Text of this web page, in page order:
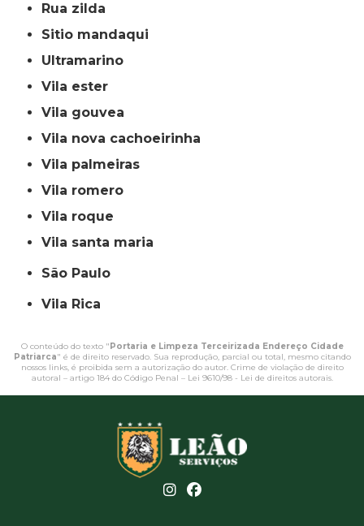
rua zilda
sitio mandaqui
ultramarino
vila ester
vila gouvea
vila nova cachoeirinha
vila palmeiras
vila romero
vila roque
vila santa maria
São Paulo
Vila Rica
O conteúdo do texto " Portaria e Limpeza Terceirizada Endereço Cidade
Patriarca" é de direito reservado. Sua reprodução, parcial ou total, mesmo citando
nossos links, é proibida sem a autorização do autor. Crime de violação de direito
autoral – artigo 184 do Código Penal – Lei 9610/98 - Lei de direitos autorais.